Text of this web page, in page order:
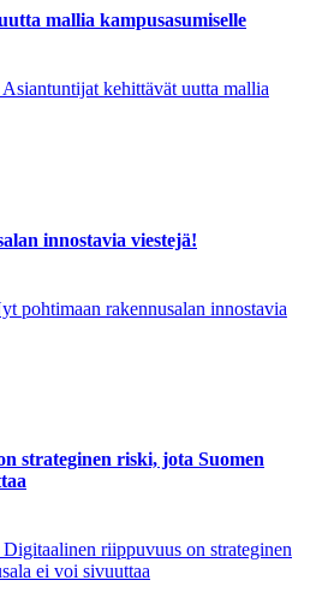
mallia kampusasumiselle
kehittävät uutta mallia
innostavia viestejä!
pohtimaan rakennusalan innostavia
strateginen riski, jota Suomen
riippuvuus on strateginen
ei voi sivuuttaa